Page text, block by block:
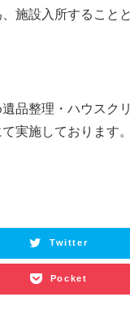
施設入所すること
品整理・ハウスク
実施しております。
Twitter
Pocket